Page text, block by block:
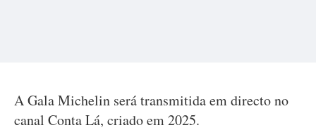
A Gala Michelin será transmitida em directo no
canal Conta Lá, criado em 2025.